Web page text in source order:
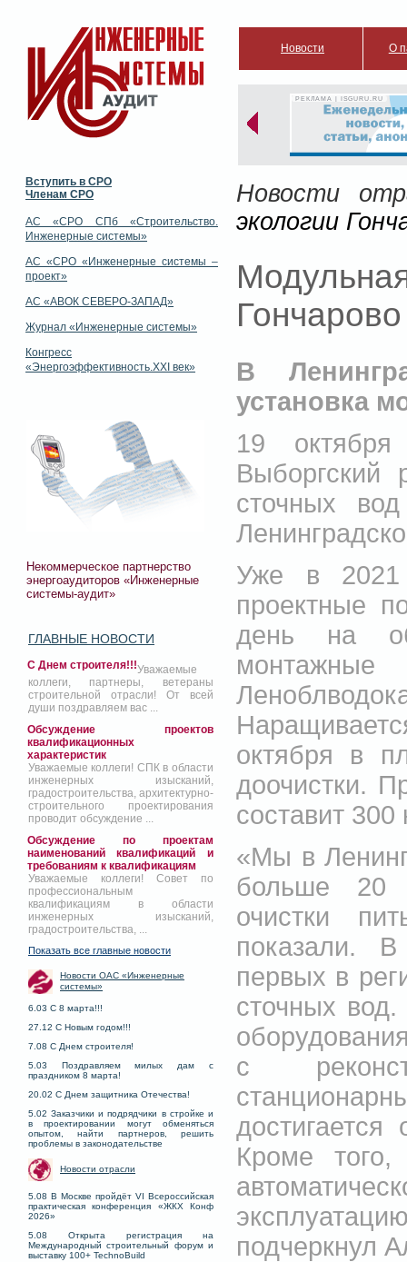
Новости О
РЕКЛАМА | ISGURU.RU
Вступить в СРО
Членам СРО
АС «СРО СПб «Строительство.
Инженерные системы»
АС «СРО «Инженерные системы –
проект»
АС «АВОК СЕВЕРО-ЗАПАД»
Журнал «Инженерные системы»
Конгресс
«Энергоэффективность.XXI век»
Некоммерческое партнерство
энергоаудиторов «Инженерные
системы-аудит»
ГЛАВНЫЕ НОВОСТИ
С Днем строителя!!!Уважаемые
коллеги, партнеры, ветераны
строительной отрасли! От всей
души поздравляем вас ...
Обсуждение проектов
квалификационных
характеристик
Уважаемые коллеги! СПК в области
инженерных изысканий,
градостроительства, архитектурно-
строительного проектирования
проводит обсуждение ...
Обсуждение по проектам
наименований квалификаций и
требованиям к квалификациям
Уважаемые коллеги! Совет по
профессиональным
квалификациям в области
инженерных изысканий,
градостроительства, ...
Показать все главные новости
Новости ОАС «Инженерные
системы»
6.03 С 8 марта!!!
27.12 С Новым годом!!!
7.08 С Днем строителя!
5.03 Поздравляем милых дам с
праздником 8 марта!
20.02 С Днем защитника Отечества!
5.02 Заказчики и подрядчики в стройке и
в проектировании могут обменяться
опытом, найти партнеров, решить
проблемы в законодательстве
Новости отрасли
5.08 В Москве пройдёт VI Всероссийская
практическая конференция «ЖКХ Конф
2026»
5.08 Открыта регистрация на
Международный строительный форум и
выставку 100+ TechnoBuild
Новости
экологии
В
установка
19
Выборгский
сточных
Уже в 2021
проектные
день на
октября в
доочистки.
составит 300
«Мы в
больше 20
очистки
показали.
первых в
сточных
с
Кроме
подчеркнул